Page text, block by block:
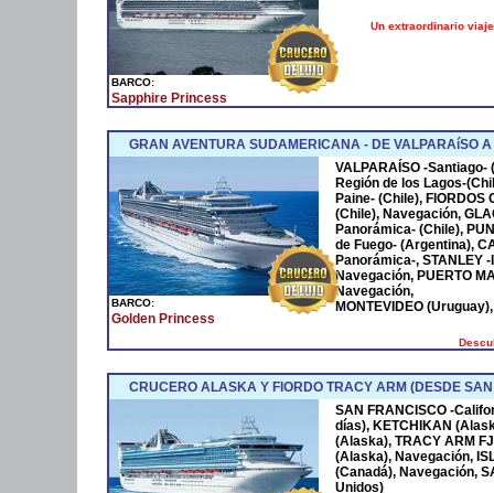
BARCO:
Sapphire Princess
Un extraordinario
GRAN AVENTURA SUDAMERICANA - DE VALPARAíSO
BARCO:
Golden Princess
VALPARAÍSO -Santiago-
Región de los Lagos-
Paine- (Chile),
(Chile), Navegación,
Panorámica- (Chile),
de Fuego- (Argentina),
Panorámica-, STANLEY
Navegación, PUERTO
Navegación,
MONTEVIDEO (Uruguay),
CRUCERO ALASKA Y FIORDO TRACY ARM (DESDE
SAN FRANCISCO -
días), KETCHIKAN
(Alaska), TRACY ARM
(Alaska), Navegación,
(Canadá), Navegación,
Unidos)